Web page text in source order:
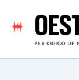
contenido